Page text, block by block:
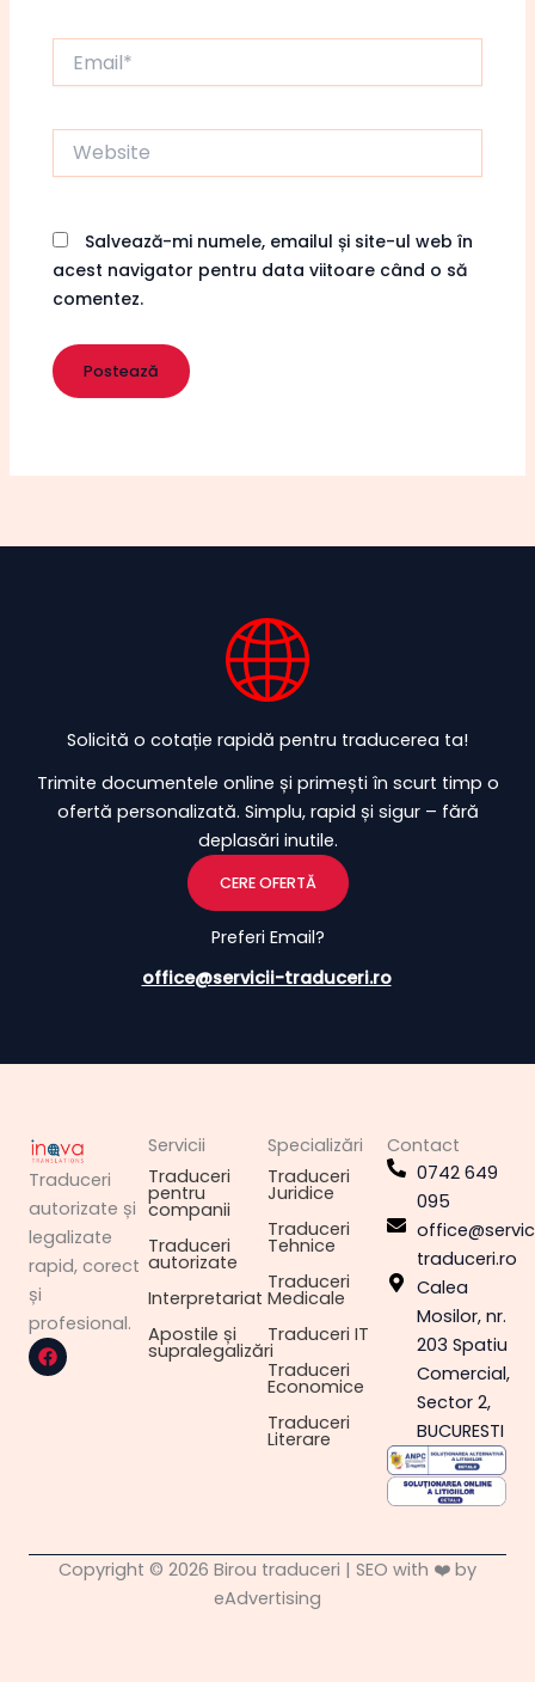
Website
Salvează-mi numele, emailul și site-ul web în
acest navigator pentru data viitoare când o să
comentez.
Solicită o cotație rapidă pentru traducerea ta!
Trimite documentele online și primești în scurt timp o
ofertă personalizată. Simplu, rapid și sigur – fără
deplasări inutile.
CERE OFERTĂ
Preferi Email?
office@servicii-traduceri.ro
Traduceri
autorizate și
legalizate
rapid, corect
și
profesional.
F
a
c
Servicii
Traduceri
pentru
companii
Traduceri
autorizate
Interpretariat
Apostile și
supralegalizări
Specializări
Traduceri
Juridice
Traduceri
Tehnice
Traduceri
Medicale
Traduceri IT
Traduceri
Economice
Traduceri
Literare
Contact
0742 649
095
traduceri.ro
Calea
Mosilor, nr.
203 Spatiu
Comercial,
Sector 2,
BUCURESTI
Copyright © 2026 Birou traduceri | SEO with ❤️ by
eAdvertising